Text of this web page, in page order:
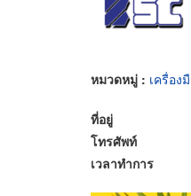
หมวดหมู่ : เครื่อง
ที่อยู่
โทรศัพท์
เวลาทำการ